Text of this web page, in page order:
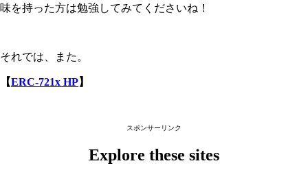
味を持った方は勉強してみてくださいね！
それでは、また。
【ERC-721x HP】
スポンサーリンク
Explore these sites